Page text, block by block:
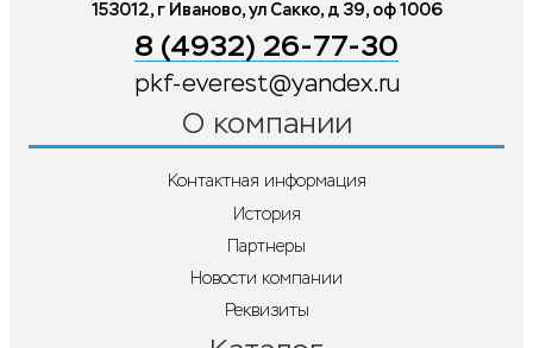
153012, г Иваново, ул Сакко, д 39, оф 1006
8 (4932) 26-77-30
pkf-everest@yandex.ru
О компании
Контактная информация
История
Партнеры
Новости компании
Реквизиты